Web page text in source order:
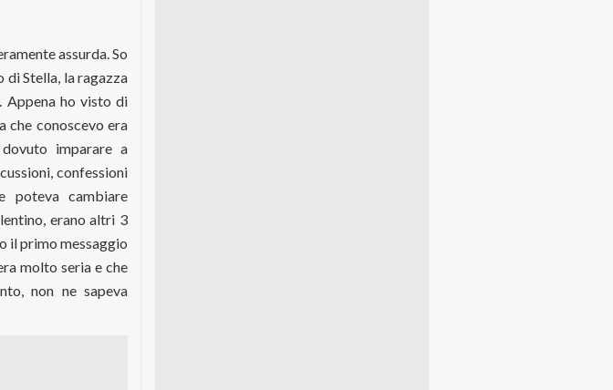
assurda. So
di Stella, la ragazza
Appena ho visto di
che conoscevo era
imparare a
confessioni
poteva cambiare
erano altri 3
il primo messaggio
molto seria e che
non ne sapeva